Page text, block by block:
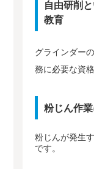
自由研削
教育
グラインダー
務に必要な資格
粉じん作
粉じんが発生
です。